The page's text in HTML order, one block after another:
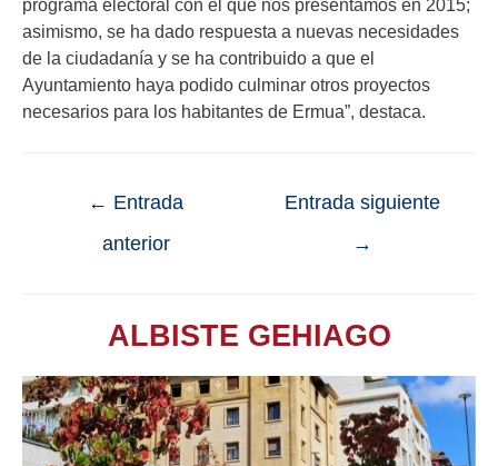
programa electoral con el que nos presentamos en 2015;
asimismo, se ha dado respuesta a nuevas necesidades
de la ciudadanía y se ha contribuido a que el
Ayuntamiento haya podido culminar otros proyectos
necesarios para los habitantes de Ermua”, destaca.
← Entrada
anterior
Entrada siguiente
→
ALBISTE GEHIAGO